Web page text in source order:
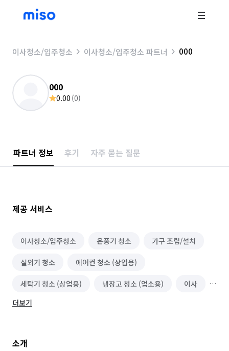
이사청소/입주청소 이사청소/입주청소 파트너 000
000
0.00 (0)
파트너 정보 후기 자주 묻는 질문
제공 서비스
이사청소/입주청소 온풍기 청소 가구 조립/설치
실외기 청소 에어컨 청소 (상업용)
세탁기 청소 (상업용) 냉장고 청소 (업소용) 이사
곰팡이 제거
더보기
소개